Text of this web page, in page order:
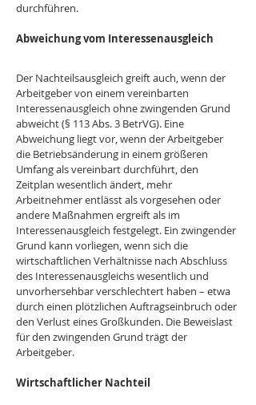
durchführen.
Abweichung vom Interessenausgleich
Der Nachteilsausgleich greift auch, wenn der
Arbeitgeber von einem vereinbarten
Interessenausgleich ohne zwingenden Grund
abweicht (§ 113 Abs. 3 BetrVG). Eine
Abweichung liegt vor, wenn der Arbeitgeber
die Betriebsänderung in einem größeren
Umfang als vereinbart durchführt, den
Zeitplan wesentlich ändert, mehr
Arbeitnehmer entlässt als vorgesehen oder
andere Maßnahmen ergreift als im
Interessenausgleich festgelegt. Ein zwingender
Grund kann vorliegen, wenn sich die
wirtschaftlichen Verhältnisse nach Abschluss
des Interessenausgleichs wesentlich und
unvorhersehbar verschlechtert haben – etwa
durch einen plötzlichen Auftragseinbruch oder
den Verlust eines Großkunden. Die Beweislast
für den zwingenden Grund trägt der
Arbeitgeber.
Wirtschaftlicher Nachteil